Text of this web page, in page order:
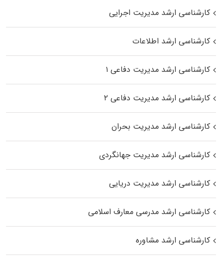
کارشناسی ارشد مدیریت اجرایی
کارشناسی ارشد اطلاعات
کارشناسی ارشد مدیریت دفاعی ۱
کارشناسی ارشد مدیریت دفاعی ۲
کارشناسی ارشد مدیریت بحران
کارشناسی ارشد مدیریت جهانگردی
کارشناسی ارشد مدیریت دریایی
کارشناسی ارشد مدرسی معارف اسلامی
کارشناسی ارشد مشاوره